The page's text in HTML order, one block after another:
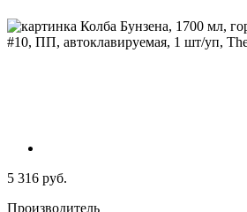
5 316 руб.
Производитель